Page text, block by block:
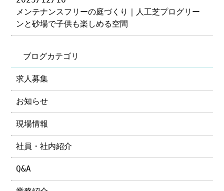
メンテナンスフリーの庭づくり｜人工芝プログリー
ンと砂場で子供も楽しめる空間
ブログカテゴリ
求人募集
お知らせ
現場情報
社員・社内紹介
Q&A